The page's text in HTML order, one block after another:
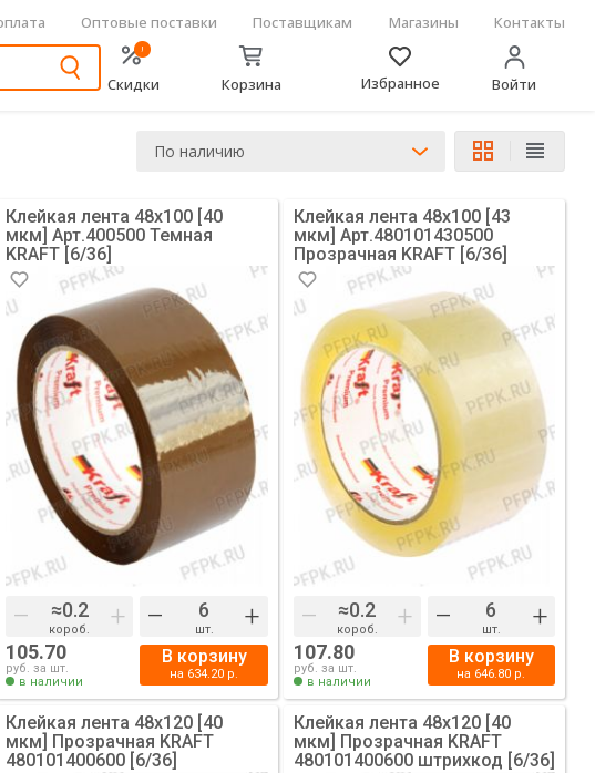
Оптовые поставки Поставщикам Магазины Контакты
!
Скидки Корзина Избранное Войти
По наличию
Клейкая лента 48х100 [40
мкм] Арт.400500 Темная
KRAFT [6/36]
– короб. + – шт. +
105.70
руб. за шт.
в наличии
В корзину
на 634.20 р.
Клейкая лента 48х100 [43
мкм] Арт.480101430500
Прозрачная KRAFT [6/36]
– короб. + – шт. +
107.80
руб. за шт.
в наличии
В корзину
на 646.80 р.
Клейкая лента 48х120 [40
мкм] Прозрачная KRAFT
480101400600 [6/36]
Клейкая лента 48х120 [40
мкм] Прозрачная KRAFT
480101400600 штрихкод [6/36]